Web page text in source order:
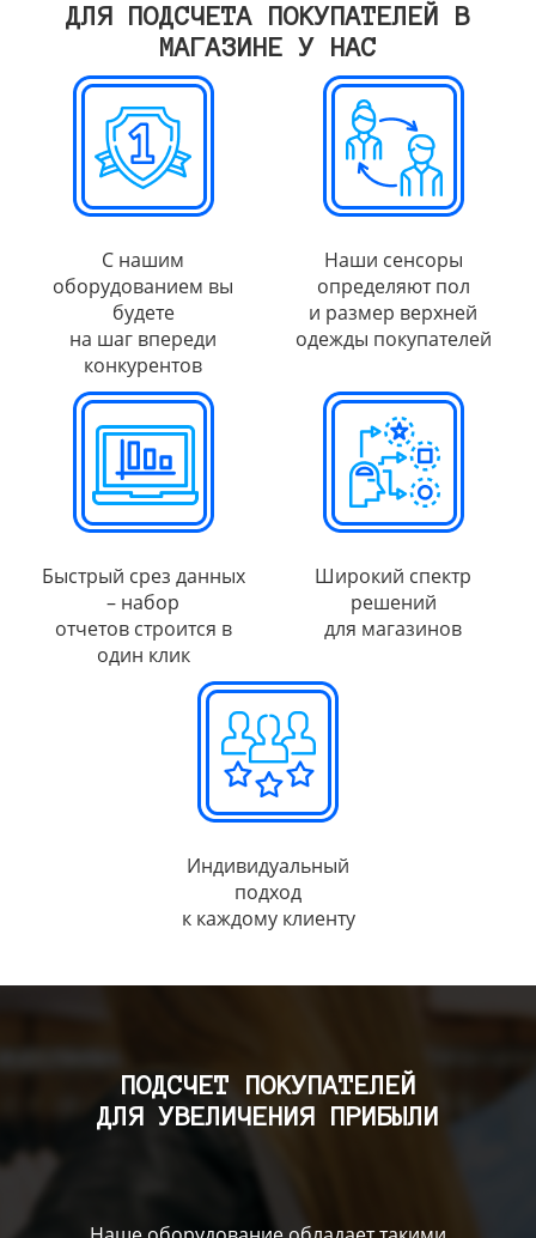
ДЛЯ ПОДСЧЕТА ПОКУПАТЕЛЕЙ В
МАГАЗИНЕ У НАС
С нашим
оборудованием вы
будете
на шаг впереди
конкурентов
Наши сенсоры
определяют пол
и размер верхней
одежды покупателей
Быстрый срез данных
– набор
отчетов строится в
один клик
Широкий спектр
решений
для магазинов
Индивидуальный
подход
к каждому клиенту
ПОДСЧЕТ ПОКУПАТЕЛЕЙ
ДЛЯ УВЕЛИЧЕНИЯ ПРИБЫЛИ